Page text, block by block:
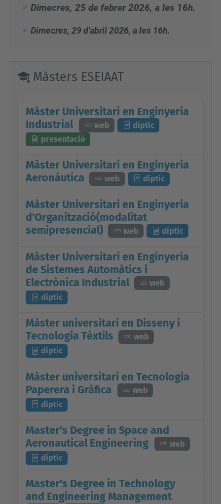
Dimecres, 25 de febrer 2026, a les 16h.
Dimecres, 29 d'abril 2026, a les 16h.
Màsters ESEIAAT
Màster Universitari en Enginyeria
Industrial
web
díptic
presentació
Màster Universitari en Enginyeria
Aeronàutica
web díptic
Màster Universitari en Enginyeria
d'Organització(modalitat
semipresencial)
web díptic
Màster Universitari en Enginyeria
de Sistemes Automàtics i
Electrònica Industrial
web
díptic
Màster universitari en Disseny i
Tecnologia Tèxtils
web
díptic
Màster universitari en Tecnologia
Paperera i Gràfica
web
díptic
Master's Degree in Space and
Aeronautical Engineering
web
díptic
Master's Degree in Technology
and Engineering Management